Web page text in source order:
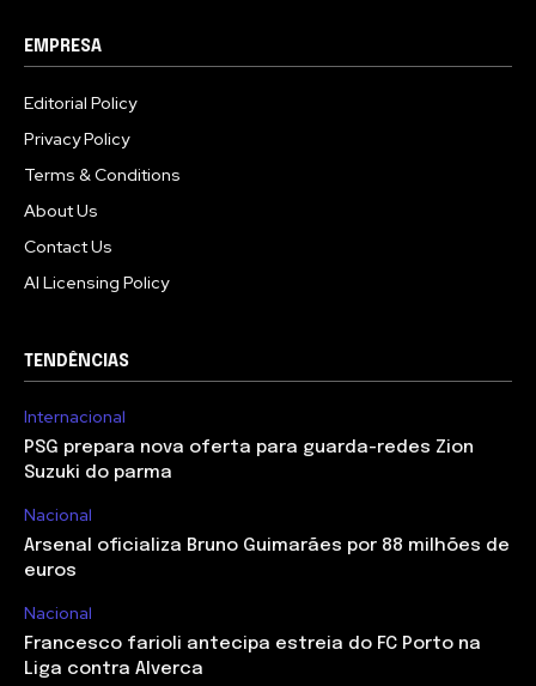
EMPRESA
Editorial Policy
Privacy Policy
Terms & Conditions
About Us
Contact Us
AI Licensing Policy
TENDÊNCIAS
Internacional
PSG prepara nova oferta para guarda-redes Zion
Suzuki do parma
Nacional
Arsenal oficializa Bruno Guimarães por 88 milhões de
euros
Nacional
Francesco farioli antecipa estreia do FC Porto na
Liga contra Alverca